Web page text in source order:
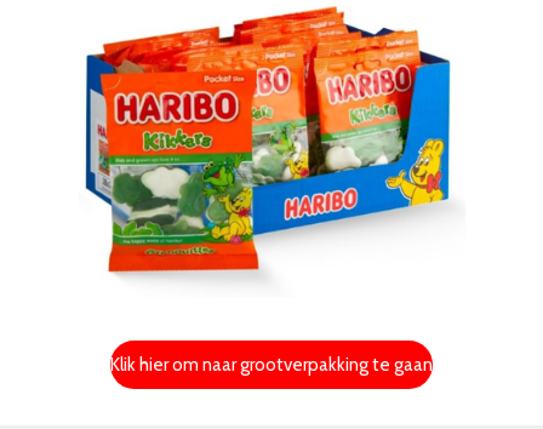
Klik hier om naar grootverpakking te gaan